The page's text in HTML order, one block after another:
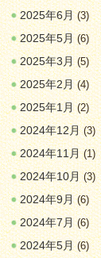
2025年6月(3)
2025年5月(6)
2025年3月(5)
2025年2月(4)
2025年1月(2)
2024年12月(3)
2024年11月(1)
2024年10月(3)
2024年9月(6)
2024年7月(6)
2024年5月(6)